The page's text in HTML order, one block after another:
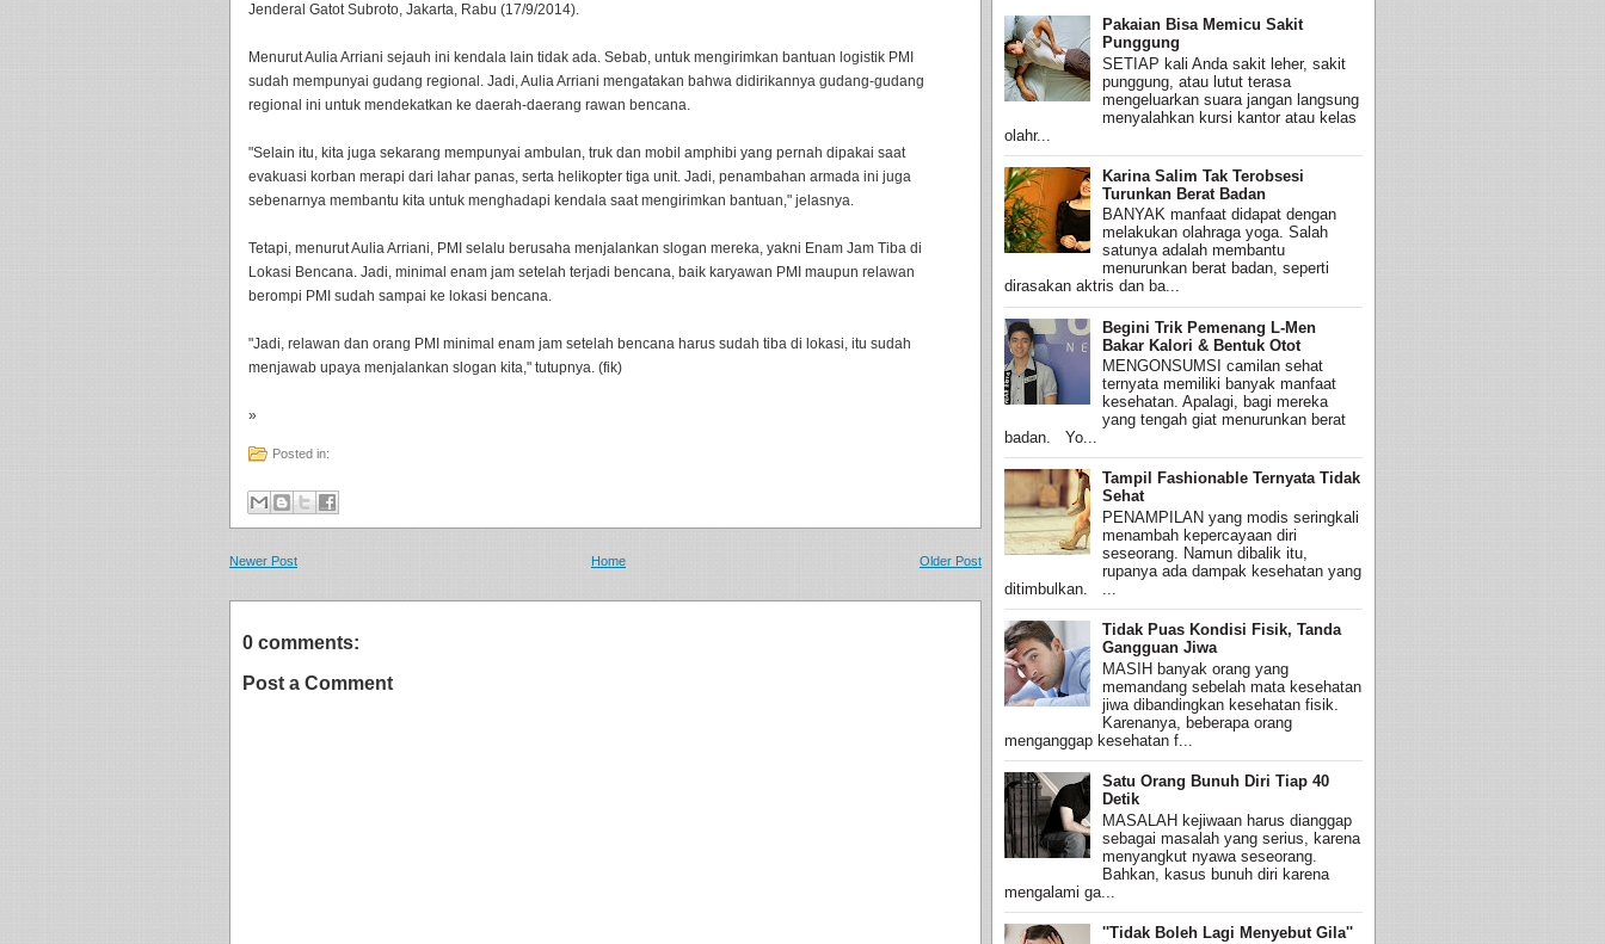
Jenderal Gatot Subroto, Jakarta, Rabu (17/9/2014).
Menurut Aulia Arriani sejauh ini kendala lain tidak ada. Sebab, untuk mengirimkan bantuan logistik PMI
sudah mempunyai gudang regional. Jadi, Aulia Arriani mengatakan bahwa didirikannya gudang-gudang
regional ini untuk mendekatkan ke daerah-daerang rawan bencana.
"Selain itu, kita juga sekarang mempunyai ambulan, truk dan mobil amphibi yang pernah dipakai saat
evakuasi korban merapi dari lahar panas, serta helikopter tiga unit. Jadi, penambahan armada ini juga
sebenarnya membantu kita untuk menghadapi kendala saat mengirimkan bantuan," jelasnya.
Tetapi, menurut Aulia Arriani, PMI selalu berusaha menjalankan slogan mereka, yakni Enam Jam Tiba di
Lokasi Bencana. Jadi, minimal enam jam setelah terjadi bencana, baik karyawan PMI maupun relawan
berompi PMI sudah sampai ke lokasi bencana.
"Jadi, relawan dan orang PMI minimal enam jam setelah bencana harus sudah tiba di lokasi, itu sudah
menjawab upaya menjalankan slogan kita," tutupnya. (fik)
»
Posted in:
Newer Post Older Post
Home
0 comments:
Post a Comment
Pakaian Bisa Memicu Sakit
Punggung
SETIAP kali Anda sakit leher, sakit
punggung, atau lutut terasa
mengeluarkan suara jangan langsung
menyalahkan kursi kantor atau kelas
olahr...
Karina Salim Tak Terobsesi
Turunkan Berat Badan
BANYAK manfaat didapat dengan
melakukan olahraga yoga. Salah
satunya adalah membantu
menurunkan berat badan, seperti
dirasakan aktris dan ba...
Begini Trik Pemenang L-Men
Bakar Kalori & Bentuk Otot
MENGONSUMSI camilan sehat
ternyata memiliki banyak manfaat
kesehatan. Apalagi, bagi mereka
yang tengah giat menurunkan berat
badan. Yo...
Tampil Fashionable Ternyata Tidak
Sehat
PENAMPILAN yang modis seringkali
menambah kepercayaan diri
seseorang. Namun dibalik itu,
rupanya ada dampak kesehatan yang
ditimbulkan. ...
Tidak Puas Kondisi Fisik, Tanda
Gangguan Jiwa
MASIH banyak orang yang
memandang sebelah mata kesehatan
jiwa dibandingkan kesehatan fisik.
Karenanya, beberapa orang
menganggap kesehatan f...
Satu Orang Bunuh Diri Tiap 40
Detik
MASALAH kejiwaan harus dianggap
sebagai masalah yang serius, karena
menyangkut nyawa seseorang.
Bahkan, kasus bunuh diri karena
mengalami ga...
''Tidak Boleh Lagi Menyebut Gila''